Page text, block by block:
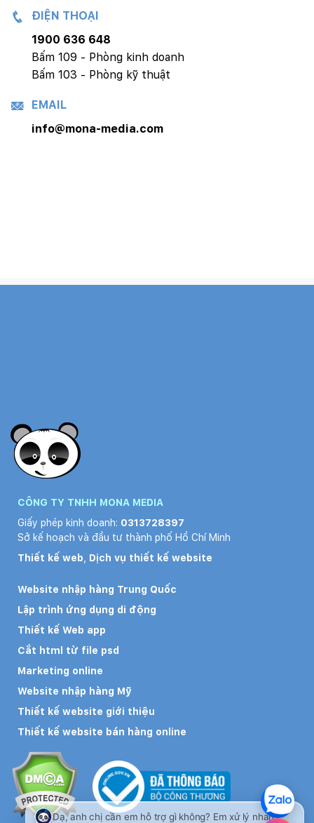
ĐIỆN THOẠI
1900 636 648
Bấm 109 - Phòng kinh doanh
Bấm 103 - Phòng kỹ thuật
EMAIL
info@mona-media.com
CÔNG TY TNHH MONA MEDIA
Giấy phép kinh doanh: 0313728397
Sở kế hoạch và đầu tư thành phố Hồ Chí Minh
Thiết kế web
Dịch vụ thiết kế website
Website nhập hàng Trung Quốc
Lập trình ứng dụng di động
Thiết kế Web app
Cắt html từ file psd
Marketing online
Website nhập hàng Mỹ
Thiết kế website giới thiệu
Thiết kế website bán hàng online